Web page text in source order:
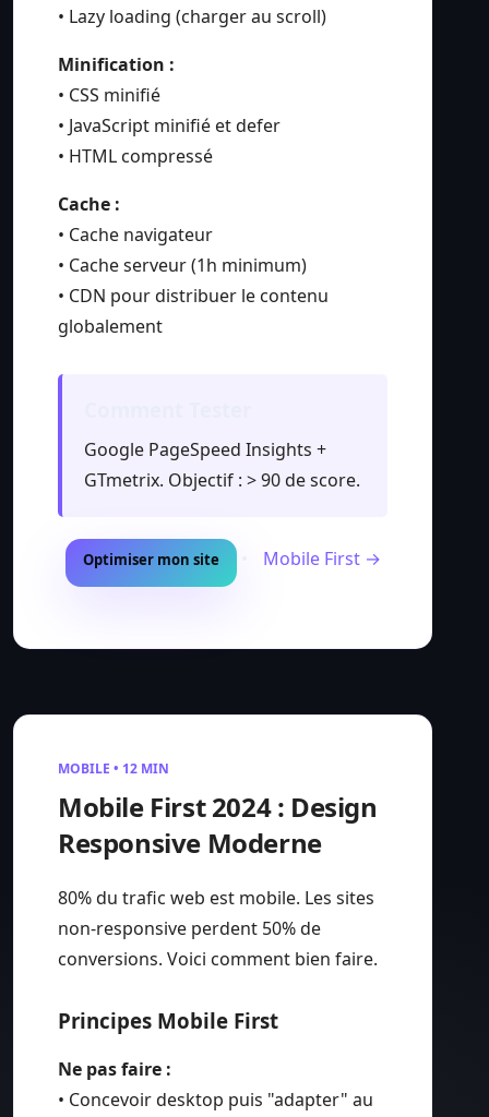
• Lazy loading (charger au scroll)
Minification :
• CSS minifié
• JavaScript minifié et defer
• HTML compressé
Cache :
• Cache navigateur
• Cache serveur (1h minimum)
• CDN pour distribuer le contenu
globalement
Google PageSpeed Insights +
GTmetrix. Objectif : > 90 de score.
Optimiser mon site • Mobile First →
MOBILE • 12 MIN
Mobile First 2024 : Design
Responsive Moderne
80% du trafic web est mobile. Les sites
non-responsive perdent 50% de
conversions. Voici comment bien faire.
Principes Mobile First
Ne pas faire :
• Concevoir desktop puis "adapter" au